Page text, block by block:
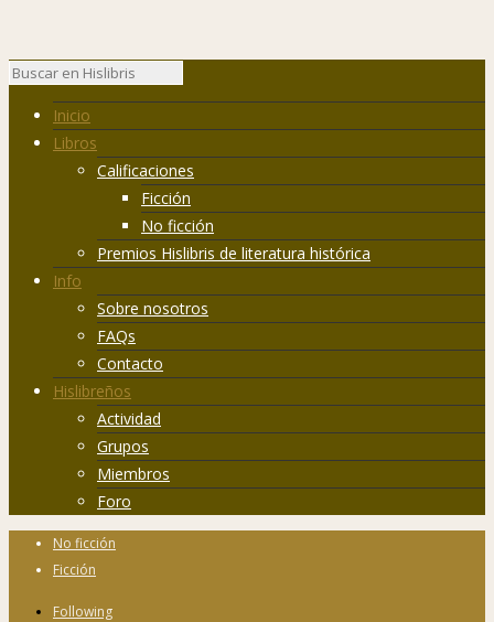
Inicio
Libros
Calificaciones
Ficción
No ficción
Premios Hislibris de literatura histórica
Info
Sobre nosotros
FAQs
Contacto
Hislibreños
Actividad
Grupos
Miembros
Foro
No ficción
Ficción
Following